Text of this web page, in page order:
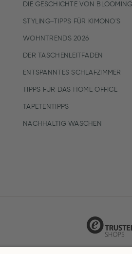
DIE GESCHICHTE VON
STYLING-TIPPS FÜR KIMONO'S
WOHNTRENDS 2026
DER TASCHENLEITFADEN
ENTSPANNTES SCHLAFZIMMER
TIPPS FÜR DAS HOME OFFICE
TAPETENTIPPS
NACHHALTIG WASCHEN